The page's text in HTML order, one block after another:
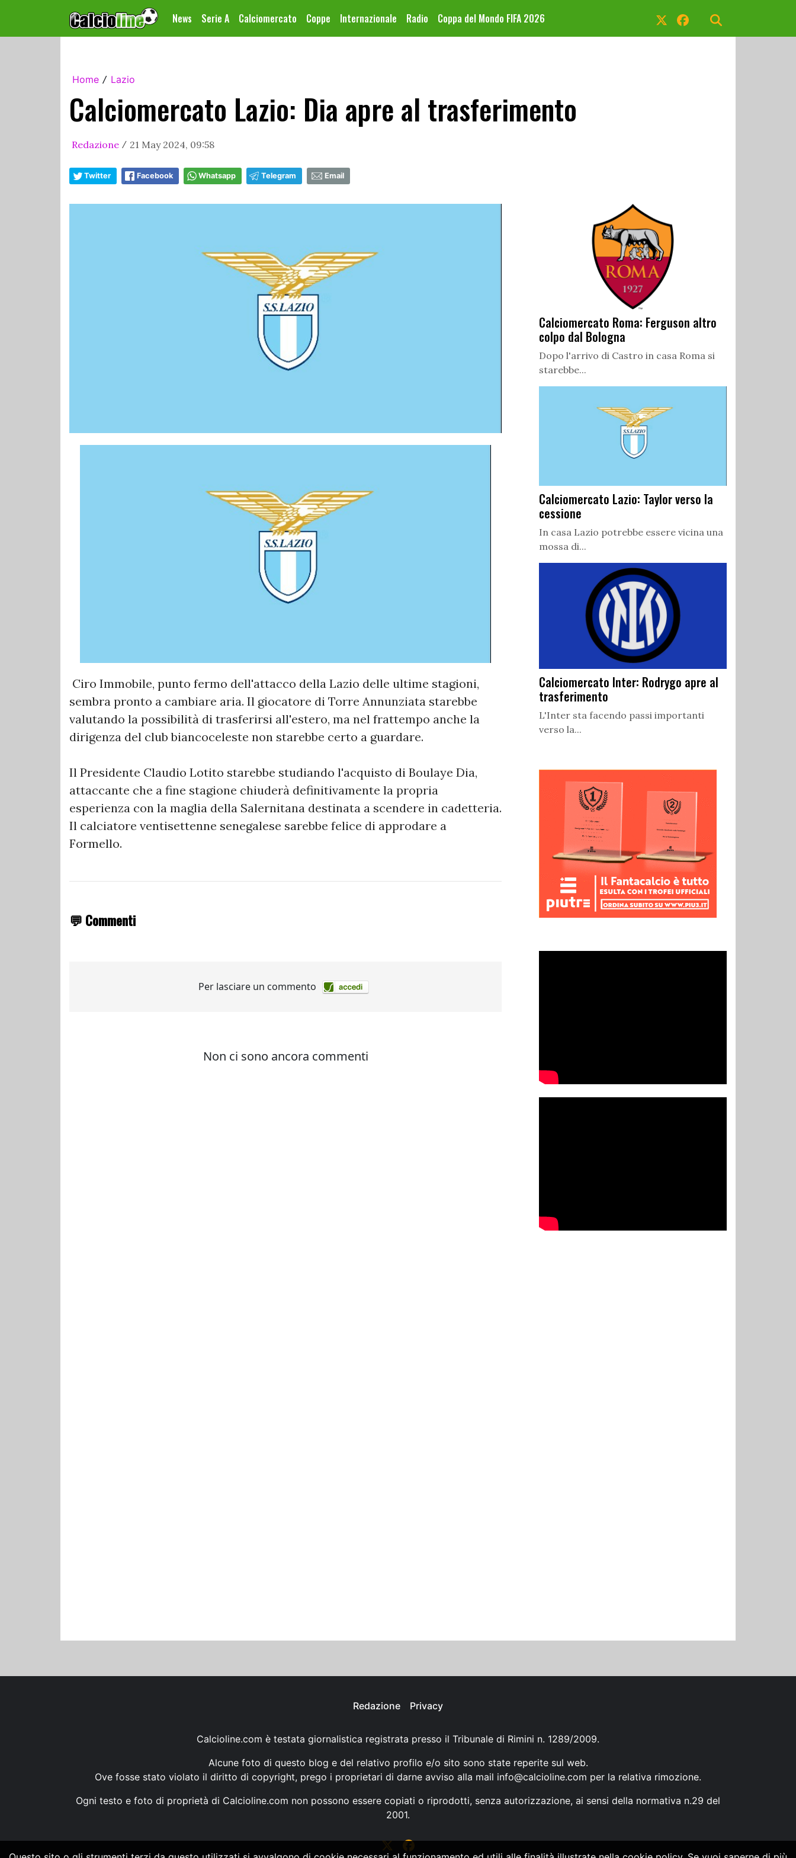
News Serie A Calciomercato Coppe Internazionale Radio Coppa del Mondo FIFA 2026
Home / Lazio
Calciomercato Lazio: Dia apre al trasferimento
Redazione / 21 May 2024, 09:58
Twitter Facebook Whatsapp Telegram Email
Ciro Immobile, punto fermo dell'attacco della Lazio delle ultime stagioni,
sembra pronto a cambiare aria. Il giocatore di Torre Annunziata starebbe
valutando la possibilità di trasferirsi all'estero, ma nel frattempo anche la
dirigenza del club biancoceleste non starebbe certo a guardare.
Il Presidente Claudio Lotito starebbe studiando l'acquisto di Boulaye Dia,
attaccante che a fine stagione chiuderà definitivamente la propria
esperienza con la maglia della Salernitana destinata a scendere in cadetteria.
Il calciatore ventisettenne senegalese sarebbe felice di approdare a
Formello.
💬 Commenti
Calciomercato Roma: Ferguson altro
colpo dal Bologna
Dopo l'arrivo di Castro in casa Roma si
starebbe...
Calciomercato Lazio: Taylor verso la
cessione
In casa Lazio potrebbe essere vicina una
mossa di...
Calciomercato Inter: Rodrygo apre al
trasferimento
L'Inter sta facendo passi importanti
verso la...
Redazione Privacy
Calcioline.com è testata giornalistica registrata presso il Tribunale di Rimini n. 1289/2009.
Alcune foto di questo blog e del relativo profilo e/o sito sono state reperite sul web.
Ove fosse stato violato il diritto di copyright, prego i proprietari di darne avviso alla mail info@calcioline.com per la relativa rimozione.
Ogni testo e foto di proprietà di Calcioline.com non possono essere copiati o riprodotti, senza autorizzazione, ai sensi della normativa n.29 del
2001.